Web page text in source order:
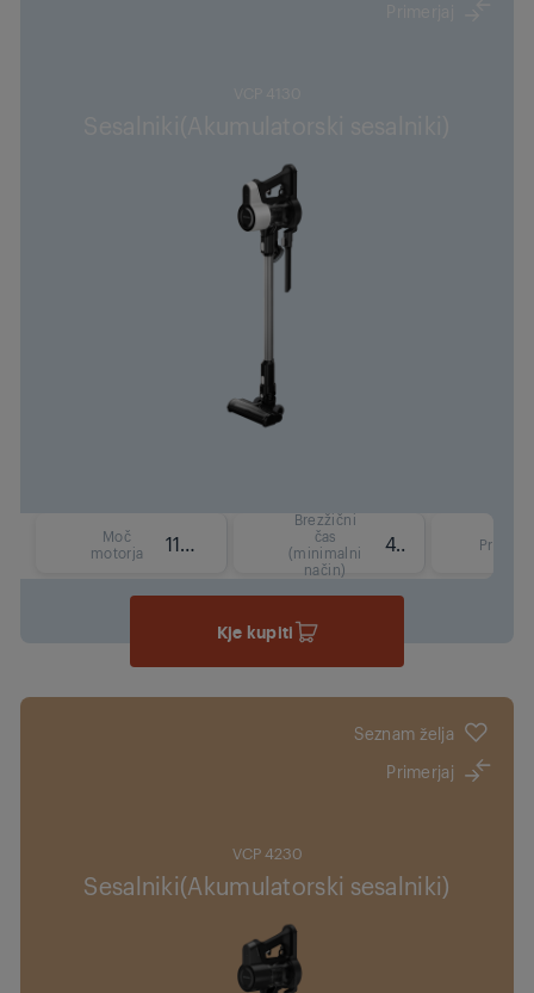
Moč
motorja
110 W
Brezžični
čas
(minimalni
način)
45 min
Kje kupiti
Seznam želja
Primerjaj
VCP 4230
Sesalniki(Akumulatorski sesalniki)